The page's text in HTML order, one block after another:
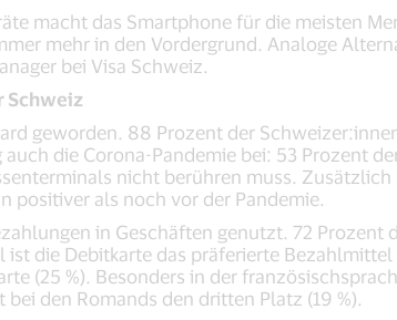
macht das Smartphone für die meisten
mehr in den Vordergrund. Analoge
bei Visa Schweiz.
Schweiz
geworden. 88 Prozent der
die Corona-Pandemie bei: 53 Prozent
nicht berühren muss.
positiver als noch vor der Pandemie.
in Geschäften genutzt. 72 Prozent
die Debitkarte das präferierte
(25 %). Besonders in der
den Romands den dritten Platz (19 %).